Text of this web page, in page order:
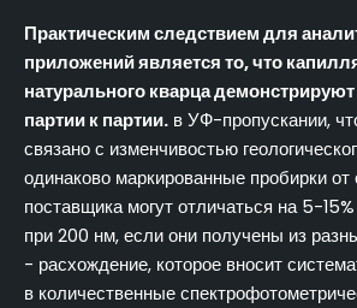
Практическим следствием для
приложений является то, что
натурального кварца
партии к партии. в УФ-пропускании,
связано с изменчивостью
одинаково маркированные пробирки от
поставщика могут отличаться на 5-
при 200 нм, если они получены из
- расхождение, которое вносит
в количественные